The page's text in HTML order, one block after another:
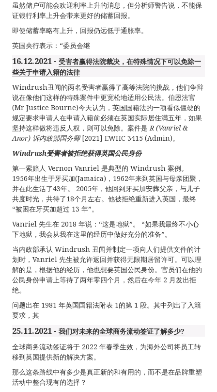
虽然储户可能会欢迎利率上升的消息，但分析师警告说，不能保
证银行利率上升会带来更好的储蓄回报。
即使储蓄率略有上升，回报仍远低于通胀率。
英国央行表示：“委员会继
16.12.2021 - 受害者赢得法院裁决，在特殊情况下可以免除一
些关于申请入籍的法律
Windrush丑闻的两名受害者赢得了高等法院的挑战，他们争辩
说在像他们这样的特殊案件中更宽松地适用公民法。伯恩法官
(Mr Justice Bourne)今天认为，英国国籍法的一项看似僵硬的
规定要求申请人在申请入籍前必须在英国实际居住满五年，如果
坚持这样做将违反人权，则可以免除。案件是R (Vanriel &
Anor) 诉内政部国务卿[2021] EWHC 3415 (Admin)。
Windrush受害者被拒绝获得英国公民身份
第一索赔人 Vernon Vanriel 是典型的 Windrush 案例。
1956年出生于牙买加(Jamaica)，1962年来到英国与母亲团聚，
并在此生活了43年。 2005年，他回到牙买加安葬父亲，与儿子
共度时光，共待了18个月左右。他被拒绝重新进入英国，最终
“被困在牙买加超过 13 年”。
Vanriel 先生在 2018 年说：“这是地狱”。 “如果我最终不小心
下地狱，我会从我在这里的经历中做好充分的准备”。
当内政部承认 Windrush 丑闻并制定一项向人们提供文件的计
划时，Vanriel 先生被允许返回并获得无限期居留许可。可以理
解的是，根据他的经历，他也想要英国公民身份。官员们在他的
公民身份申请上等待了两年零四个月，然后在今年 2 月发出拒
绝。
问题出在 1981 年英国国籍法附表 1的第 1 段。其中列出了入籍
要求，其
25.11.2021 - 我们对未来的全球商务流动签证了解多少?
全球商务流动签证将于 2022 年春季生效，为海外公司将员工转
移到英国提供新的解决方案。
那么这条路线中有多少是真正新的和有用的，而不是在品牌重塑
活动中整合现有的选择？